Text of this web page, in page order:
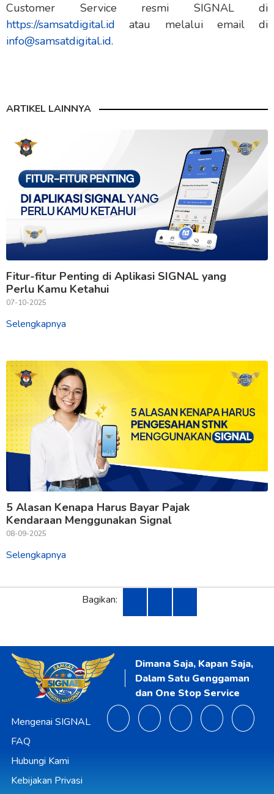
Customer Service resmi SIGNAL di
https://samsatdigital.id atau melalui email di
info@samsatdigital.id.
ARTIKEL LAINNYA
Fitur-fitur Penting di Aplikasi SIGNAL yang
Perlu Kamu Ketahui
07-10-2025
Selengkapnya
5 Alasan Kenapa Harus Bayar Pajak
Kendaraan Menggunakan Signal
08-09-2025
Selengkapnya
Bagikan:
Dimana Saja, Kapan Saja,
Dalam Satu Genggaman
dan One Stop Service
Mengenai SIGNAL
FAQ
Hubungi Kami
Kebijakan Privasi